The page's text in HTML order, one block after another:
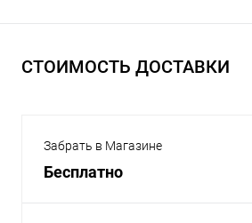
СТОИМОСТЬ ДОСТАВКИ
Забрать в Магазине
Бесплатно